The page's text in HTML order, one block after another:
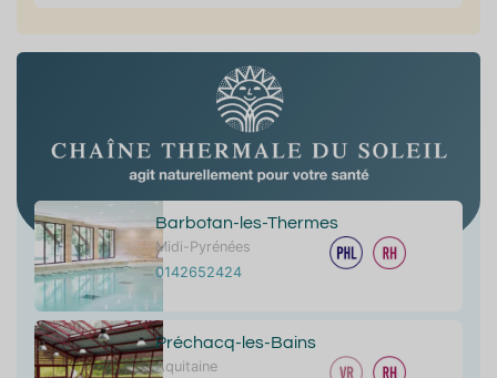
Barbotan-les-Thermes
Midi-Pyrénées
0142652424
Préchacq-les-Bains
Aquitaine